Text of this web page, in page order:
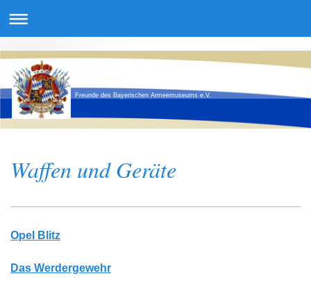
Freunde des Bayerischen Armeemuseums e.V.
Waffen und Geräte
Opel Blitz
Das Werdergewehr